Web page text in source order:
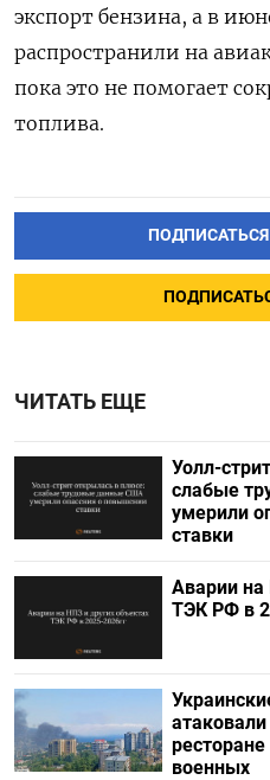
экспорт бензина, а в
распространили на
пока это не помогает
топлива.
ЧИТАТЬ ЕЩЕ
Уолл-
слабые
умерили
ставки
Аварии на
ТЭК РФ в
военных